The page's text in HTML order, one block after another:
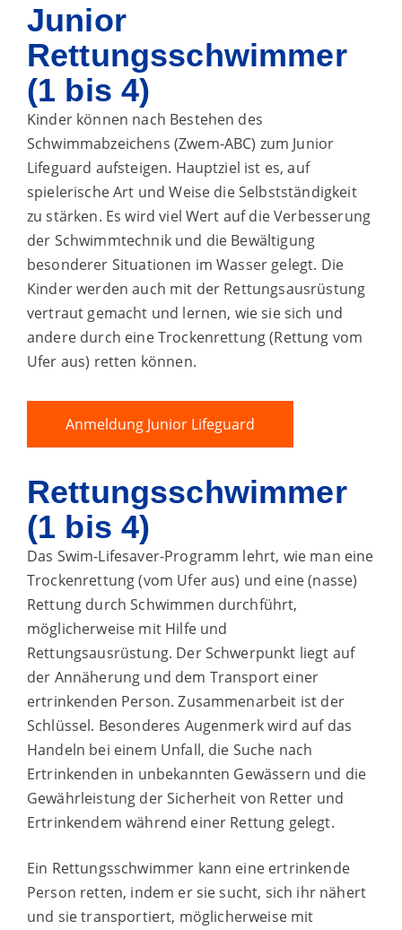
Junior
Rettungsschwimmer
(1 bis 4)
Kinder können nach Bestehen des
Schwimmabzeichens (Zwem-ABC) zum Junior
Lifeguard aufsteigen. Hauptziel ist es, auf
spielerische Art und Weise die Selbstständigkeit
zu stärken. Es wird viel Wert auf die Verbesserung
der Schwimmtechnik und die Bewältigung
besonderer Situationen im Wasser gelegt. Die
Kinder werden auch mit der Rettungsausrüstung
vertraut gemacht und lernen, wie sie sich und
andere durch eine Trockenrettung (Rettung vom
Ufer aus) retten können.
Anmeldung Junior Lifeguard
Rettungsschwimmer
(1 bis 4)
Das Swim-Lifesaver-Programm lehrt, wie man eine
Trockenrettung (vom Ufer aus) und eine (nasse)
Rettung durch Schwimmen durchführt,
möglicherweise mit Hilfe und
Rettungsausrüstung. Der Schwerpunkt liegt auf
der Annäherung und dem Transport einer
ertrinkenden Person. Zusammenarbeit ist der
Schlüssel. Besonderes Augenmerk wird auf das
Handeln bei einem Unfall, die Suche nach
Ertrinkenden in unbekannten Gewässern und die
Gewährleistung der Sicherheit von Retter und
Ertrinkendem während einer Rettung gelegt.
Ein Rettungsschwimmer kann eine ertrinkende
Person retten, indem er sie sucht, sich ihr nähert
und sie transportiert, möglicherweise mit